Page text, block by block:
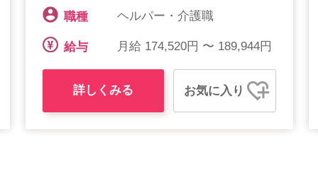
職種 ヘルパー・介護職
給与 月給 174,520円 〜 189,944円
詳しくみる お気に入り